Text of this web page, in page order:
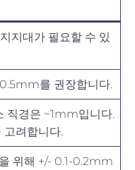
지대가 필요할 수 있
를 권장합니다.
직경은 ~1mm입니다.
고려합니다.
위해 +/- 0.1-0.2mm